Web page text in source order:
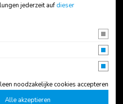
jederzeit aufdieser
Alle akzeptieren
noodzakelijke cookies accepteren